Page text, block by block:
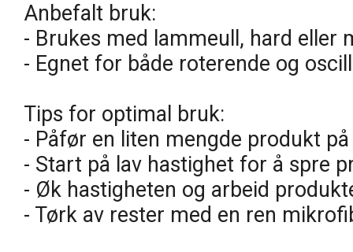
Anbefalt bruk:
- Brukes med lammeull, hard eller
- Egnet for både roterende og
Tips for optimal bruk:
- Påfør en liten mengde produkt
- Start på lav hastighet for å spre
- Øk hastigheten og arbeid
- Tørk av rester med en ren